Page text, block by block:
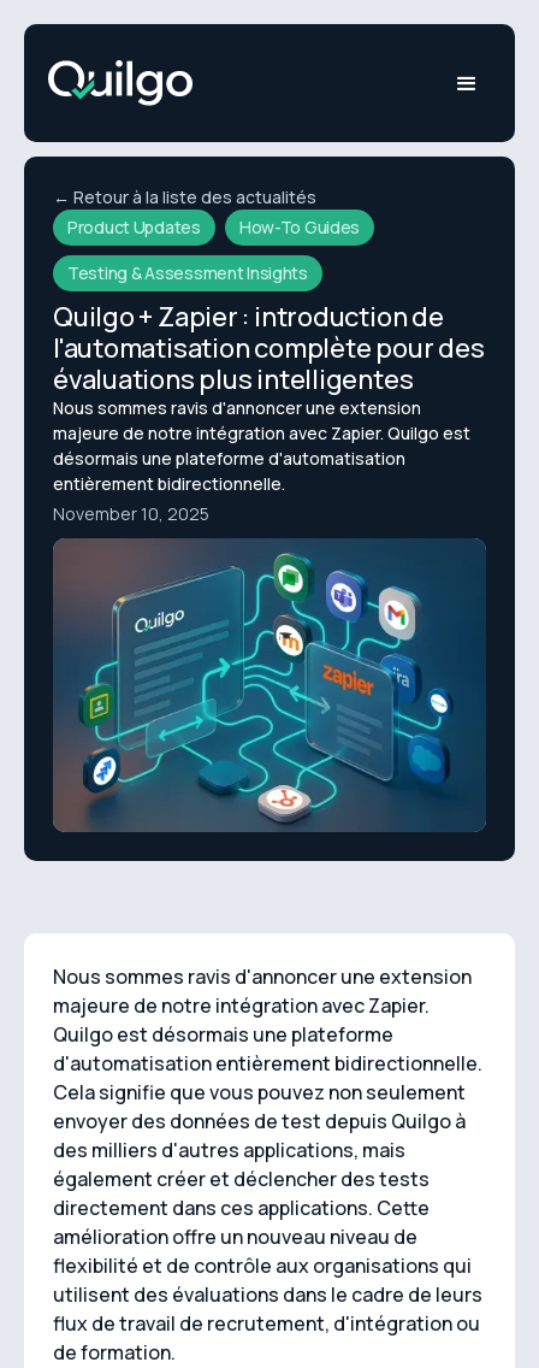
← Retour à la liste des actualités
Product Updates
How-To Guides
Testing & Assessment Insights
Quilgo + Zapier : introduction de
l'automatisation complète pour des
évaluations plus intelligentes
Nous sommes ravis d'annoncer une extension
majeure de notre intégration avec Zapier. Quilgo est
désormais une plateforme d'automatisation
entièrement bidirectionnelle.
November 10, 2025
Nous sommes ravis d'annoncer une extension
majeure de notre intégration avec Zapier.
Quilgo est désormais une plateforme
d'automatisation entièrement bidirectionnelle.
Cela signifie que vous pouvez non seulement
envoyer des données de test depuis Quilgo à
des milliers d'autres applications, mais
également créer et déclencher des tests
directement dans ces applications. Cette
amélioration offre un nouveau niveau de
flexibilité et de contrôle aux organisations qui
utilisent des évaluations dans le cadre de leurs
flux de travail de recrutement, d'intégration ou
de formation.